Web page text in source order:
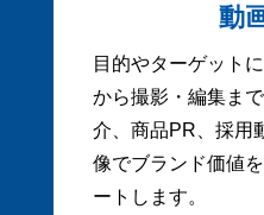
動
目的やターゲット
から撮影・編集ま
介、商品PR、採用
像でブランド価値
ートします。